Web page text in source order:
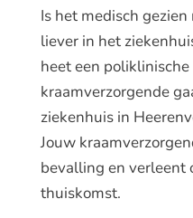
Is het medisch
liever in het
heet een
kraamverzorgende
ziekenhuis in
Jouw
bevalling en verleent
thuiskomst.